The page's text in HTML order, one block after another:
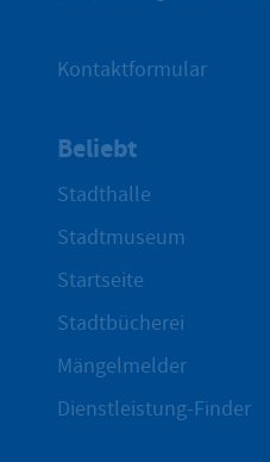
Kontaktformular
Beliebt
Stadthalle
Stadtmuseum
Startseite
Stadtbücherei
Mängelmelder
Dienstleistung-Finder